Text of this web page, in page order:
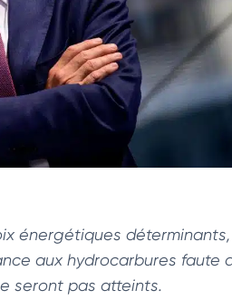
énergétiques
aux hydrocarbures faute
seront pas atteints.